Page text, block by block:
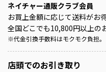
ネイチャー通販クラブ会員
お買上金額に応じて送料がお得
全国どこでも10,800円以上の
※代金引換手数料はモクモク負担。
店頭でのお引き取り